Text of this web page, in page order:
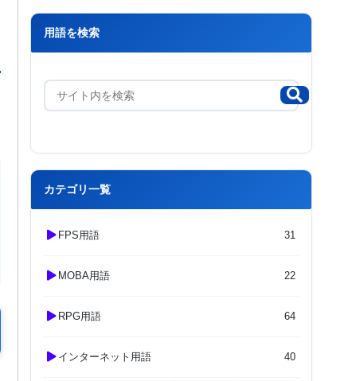
用語を検索
カテゴリ一覧
FPS用語 31
MOBA用語 22
RPG用語 64
インターネット用語 40